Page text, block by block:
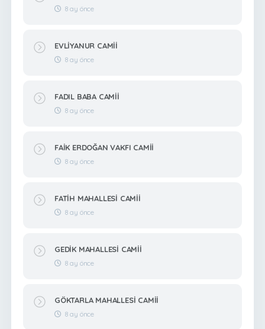
8 ay önce
EVLİYANUR CAMİİ
8 ay önce
FADIL BABA CAMİİ
8 ay önce
FAİK ERDOĞAN VAKFI CAMİİ
8 ay önce
FATİH MAHALLESİ CAMİİ
8 ay önce
GEDİK MAHALLESİ CAMİİ
8 ay önce
GÖKTARLA MAHALLESİ CAMİİ
8 ay önce